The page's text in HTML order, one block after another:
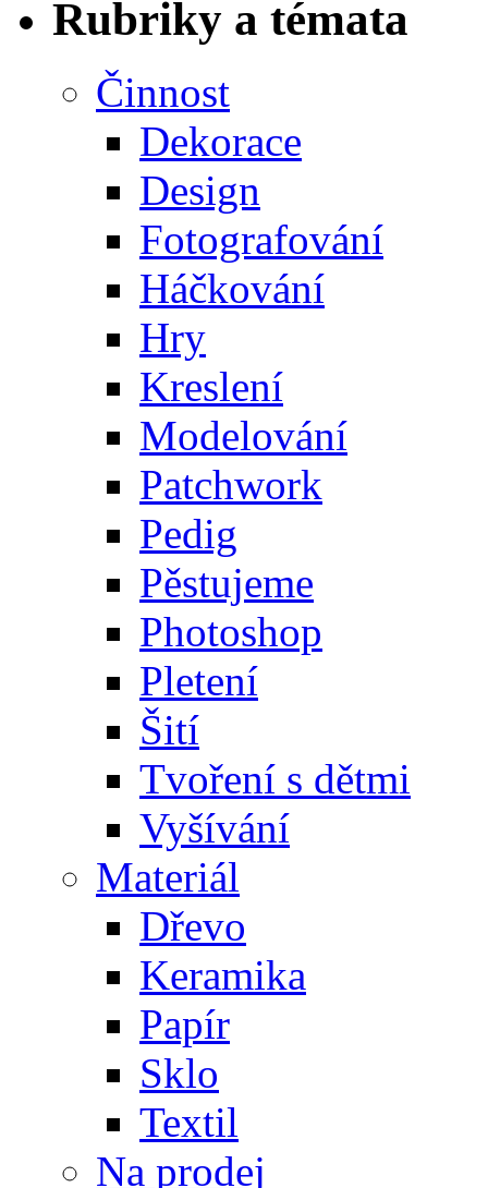
Rubriky a témata
Činnost
Dekorace
Design
Fotografování
Háčkování
Hry
Kreslení
Modelování
Patchwork
Pedig
Pěstujeme
Photoshop
Pletení
Šití
Tvoření s dětmi
Vyšívání
Materiál
Dřevo
Keramika
Papír
Sklo
Textil
Na prodej